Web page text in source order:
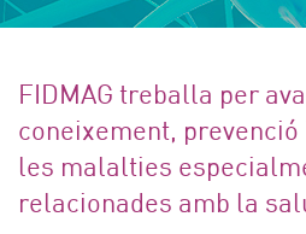
FIDMAG treballa per
coneixement,
les malalties
relacionades amb la